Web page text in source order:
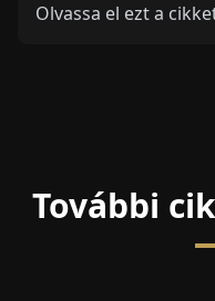
Olvassa el ezt a
További